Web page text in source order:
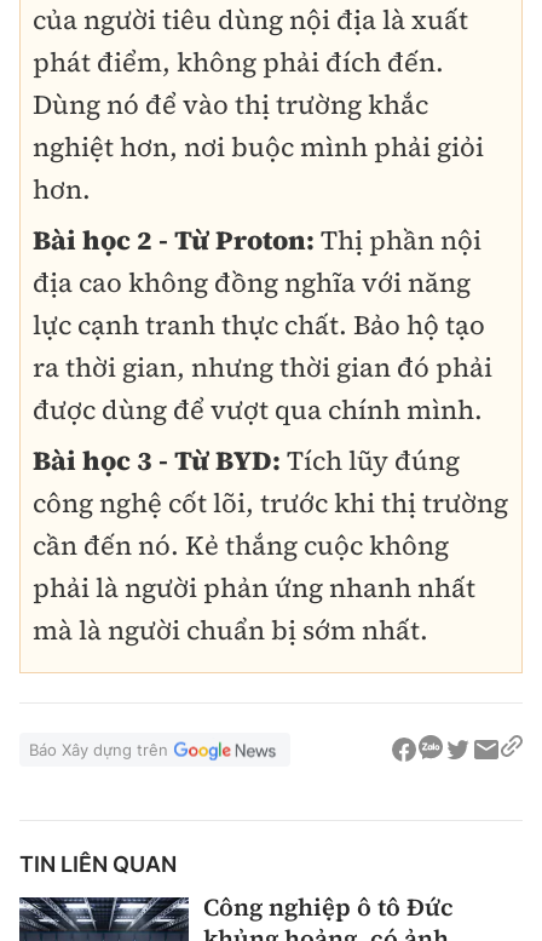
của người tiêu dùng nội địa là xuất
phát điểm, không phải đích đến.
Dùng nó để vào thị trường khắc
nghiệt hơn, nơi buộc mình phải giỏi
hơn.
Bài học 2 - Từ Proton: Thị phần nội
địa cao không đồng nghĩa với năng
lực cạnh tranh thực chất. Bảo hộ tạo
ra thời gian, nhưng thời gian đó phải
được dùng để vượt qua chính mình.
Bài học 3 - Từ BYD: Tích lũy đúng
công nghệ cốt lõi, trước khi thị trường
cần đến nó. Kẻ thắng cuộc không
phải là người phản ứng nhanh nhất
mà là người chuẩn bị sớm nhất.
Báo Xây dựng trên
TIN LIÊN QUAN
Công nghiệp ô tô Đức